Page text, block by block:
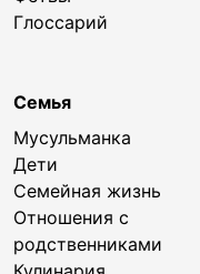
Глоссарий
Семья
Мусульманка
Дети
Семейная жизнь
Отношения с
родственниками